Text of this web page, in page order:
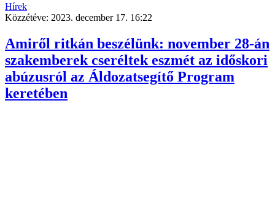
Hírek
Közzétéve: 2023. december 17. 16:22
Amiről ritkán beszélünk: november 28-án
szakemberek cseréltek eszmét az időskori
abúzusról az Áldozatsegítő Program
keretében